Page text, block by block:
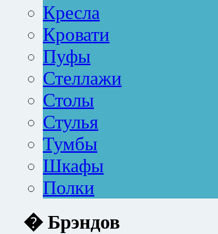
Кресла
Кровати
Пуфы
Стеллажи
Столы
Стулья
Тумбы
Шкафы
Полки
� Брэндов